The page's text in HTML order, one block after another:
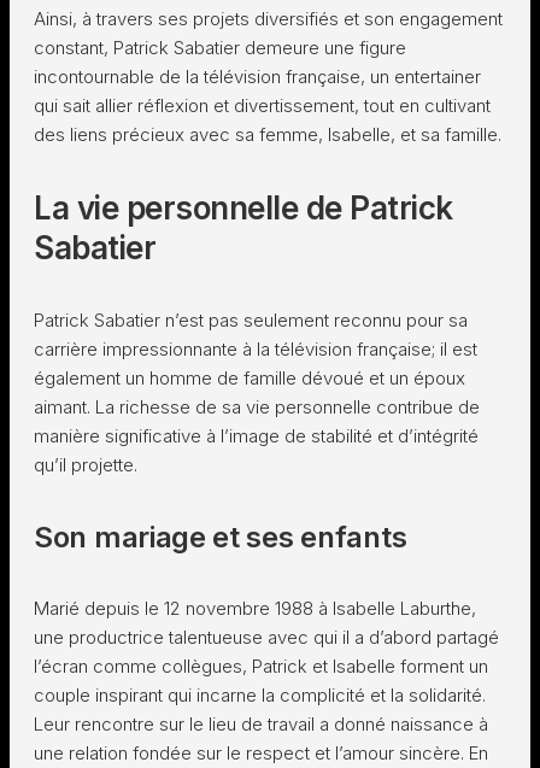
Ainsi, à travers ses projets diversifiés et son engagement
constant, Patrick Sabatier demeure une figure
incontournable de la télévision française, un entertainer
qui sait allier réflexion et divertissement, tout en cultivant
des liens précieux avec sa femme, Isabelle, et sa famille.
La vie personnelle de Patrick
Sabatier
Patrick Sabatier n’est pas seulement reconnu pour sa
carrière impressionnante à la télévision française; il est
également un homme de famille dévoué et un époux
aimant. La richesse de sa vie personnelle contribue de
manière significative à l’image de stabilité et d’intégrité
qu’il projette.
Son mariage et ses enfants
Marié depuis le 12 novembre 1988 à Isabelle Laburthe,
une productrice talentueuse avec qui il a d’abord partagé
l’écran comme collègues, Patrick et Isabelle forment un
couple inspirant qui incarne la complicité et la solidarité.
Leur rencontre sur le lieu de travail a donné naissance à
une relation fondée sur le respect et l’amour sincère. En